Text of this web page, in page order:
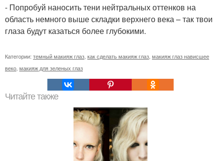
- Попробуй наносить тени нейтральных оттенков на
область немного выше складки верхнего века – так твои
глаза будут казаться более глубокими.
Категории: темный макияж глаз как сделать макияж глаз макияж глаз нависшее
веко макияж для зеленых глаз
Читайте также